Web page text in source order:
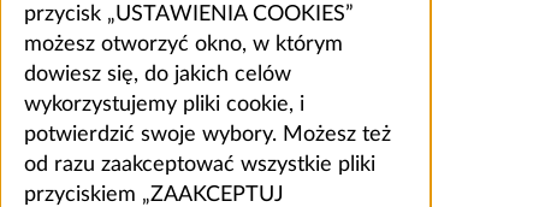
przycisk „USTAWIENIA COOKIES”
możesz otworzyć okno, w którym
dowiesz się, do jakich celów
wykorzystujemy pliki cookie, i
potwierdzić swoje wybory. Możesz też
od razu zaakceptować wszystkie pliki
przyciskiem „ZAAKCEPTUJ